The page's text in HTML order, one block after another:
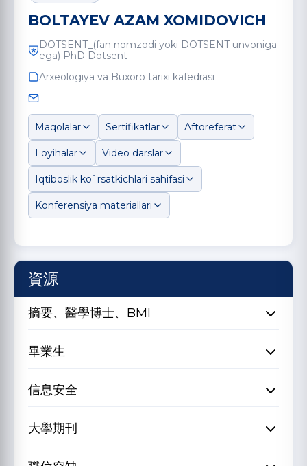
BOLTAYEV AZAM XOMIDOVICH
DOTSENT_(fan nomzodi yoki DOTSENT unvoniga
ega) PhD Dotsent
Arxeologiya va Buxoro tarixi kafedrasi
Maqolalar Sertifikatlar Aftoreferat
Loyihalar Video darslar
Iqtiboslik ko`rsatkichlari sahifasi
Konferensiya materiallari
資源
摘要、醫學博士、BMI
畢業生
信息安全
大學期刊